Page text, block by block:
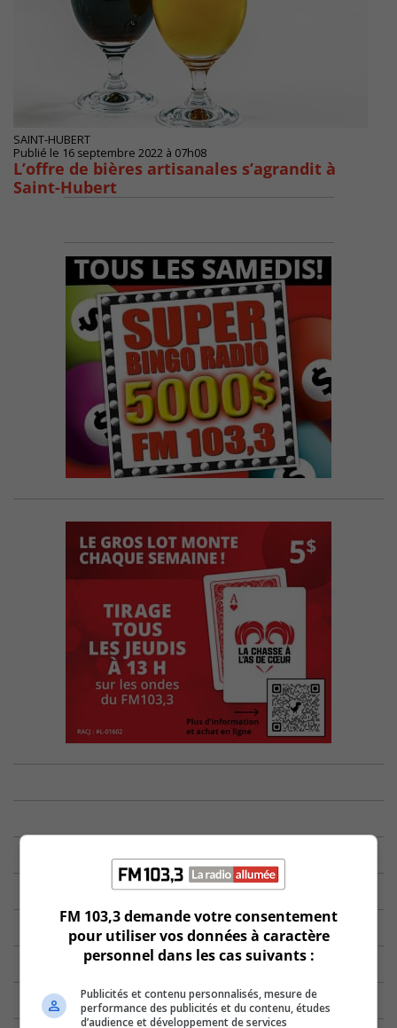
SAINT-HUBERT
Publié le 16 septembre 2022 à 07h08
L’offre de bières artisanales s’agrandit à
Saint-Hubert
FM 103,3 demande votre consentement
pour utiliser vos données à caractère
personnel dans les cas suivants :
Publicités et contenu personnalisés, mesure de
performance des publicités et du contenu, études
d’audience et développement de services